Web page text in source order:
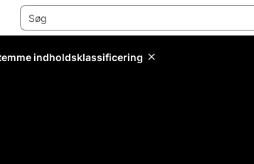
indholdsklassificering